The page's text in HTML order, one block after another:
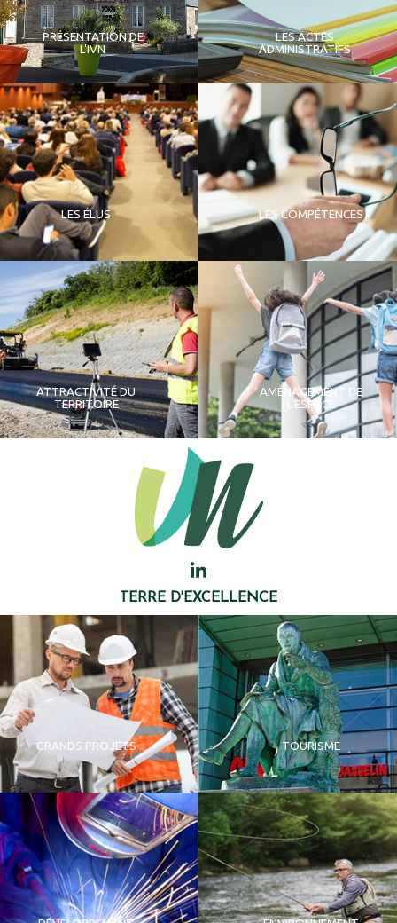
PRÉSENTATION DE
L'IVN
LES ACTES
ADMINISTRATIFS
LES ÉLUS LES COMPÉTENCES
ATTRACTIVITÉ DU
TERRITOIRE
AMÉNAGEMENT DE
L'ESPACE
TERRE D'EXCELLENCE
GRANDS PROJETS TOURISME